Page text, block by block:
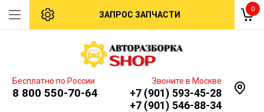
0
ЗАПРОС ЗАПЧАСТИ
Бесплатно по России
8 800 550-70-64
Звоните в Москве
+7 (901) 593-45-28
+7 (901) 546-88-34